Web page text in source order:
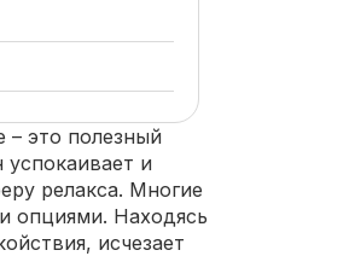
это полезный
и
релакса. Многие
опциями. Находясь
исчезает